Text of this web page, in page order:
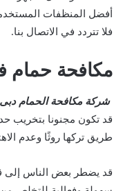
أفضل المنظفات
فلا تتردد في الاتصال بنا.
مكافحة حمام
شركة مكافحة الحمام دبى
قد تكون مجنونا بتخريب
طريق تركها روثًا وعدم
قد يضطر بعض الناس إلى